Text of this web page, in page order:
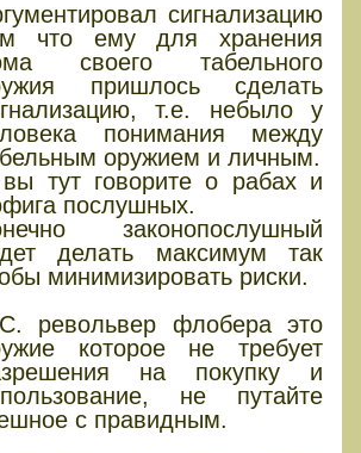
сигнализацию
что ему для хранения
своего табельного
пришлось сделать
т.е. небыло у
понимания между
оружием и личным.
тут говорите о рабах и
послушных.
законопослушный
делать максимум так
минимизировать риски.
револьвер флобера это
которое не требует
на покупку и
не путайте
с правидным.